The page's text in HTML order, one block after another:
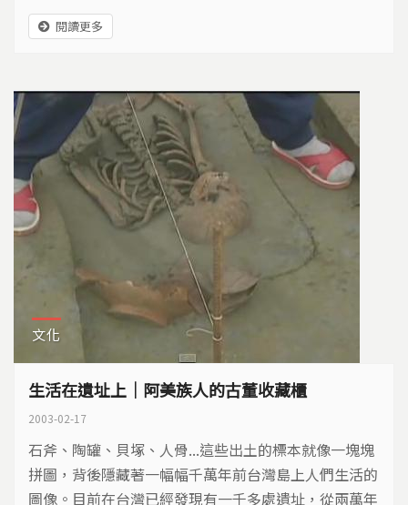
峰在地質上屬於火炎山礫石層，鋸齒狀的山峰呈現崩塌
斷崖景觀，看起來雄偉，但是地震已使得原本鬆散的礫
作。政府相關單位展開大規模的造林工作，在邊坡種上
的樹苗，希望能牢牢的抓住土地。
閱讀更多
文化
生活在遺址上｜阿美族人的古董收藏櫃
2003-02-17
石斧、陶罐、貝塚、人骨...這些出土的標本就像一塊塊
拼圖，背後隱藏著一幅幅千萬年前台灣島上人們生活的
圖像。目前在台灣已經發現有一千多處遺址，從兩萬年